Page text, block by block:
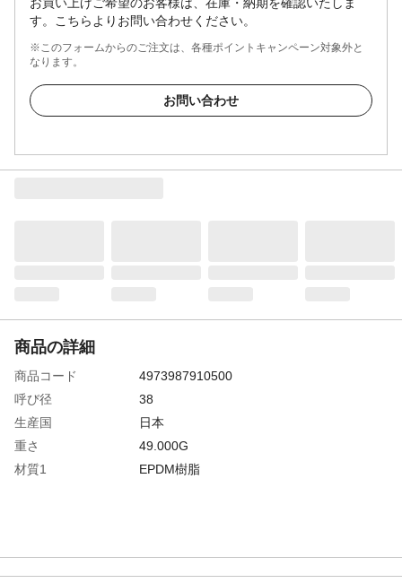
す。こちらよりお問い合わせください。
※このフォームからのご注文は、各種ポイントキャンペーン対象外と
なります。
お問い合わせ
商品の詳細
商品コード
4973987910500
呼び径
38
生産国
日本
重さ
49.000G
材質1
EPDM樹脂